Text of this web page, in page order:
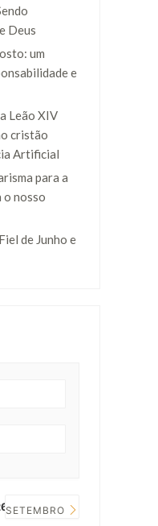
Deus
um
e
Leão XIV
cristão
Artificial
para a
o nosso
de Junho e
SETEMBRO